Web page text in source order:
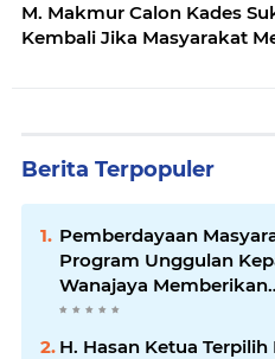
M. Makmur Calon Kades
Kembali Jika Masyarakat
Berita Terpopuler
Pemberdayaan
Program Unggulan
Wanajaya Memberikan
pelatihan Ketrampilan
Melanjutkan
H. Hasan Ketua Terpilih